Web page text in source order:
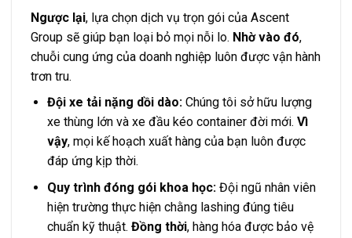
Ngược lại, lựa chọn dịch vụ trọn gói của Ascent
Group sẽ giúp bạn loại bỏ mọi nỗi lo. Nhờ vào đó,
chuỗi cung ứng của doanh nghiệp luôn được vận hành
trơn tru.
Đội xe tải nặng dồi dào:Chúng tôi sở hữu lượng
xe thùng lớn và xe đầu kéo container đời mới. Vì
vậy, mọi kế hoạch xuất hàng của bạn luôn được
đáp ứng kịp thời.
Quy trình đóng gói khoa học:Đội ngũ nhân viên
hiện trường thực hiện chằng lashing đúng tiêu
chuẩn kỹ thuật. Đồng thời, hàng hóa được bảo vệ